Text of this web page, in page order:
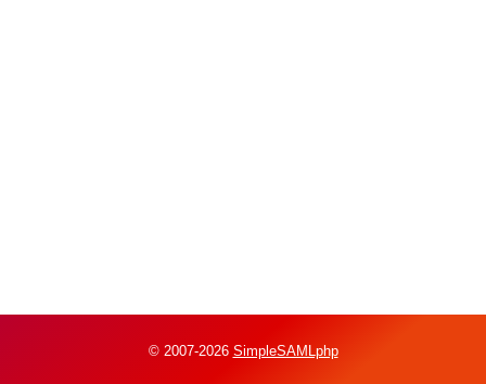
© 2007-2026 SimpleSAMLphp